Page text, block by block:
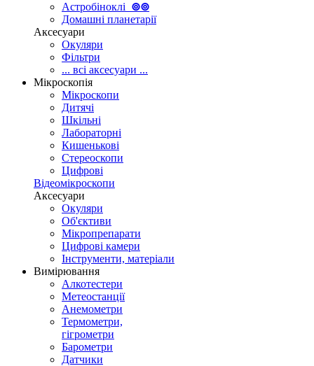
Астробіноклі ⊚⊚
Домашні планетарії
Аксесуари
Окуляри
Фільтри
... всі аксесуари ...
Мікроскопія
Мікроскопи
Дитячі
Шкільні
Лабораторні
Кишенькові
Стереоскопи
Цифрові
Відеомікроскопи
Аксесуари
Окуляри
Об'єктиви
Мікропрепарати
Цифрові камери
Інструменти, матеріали
Вимірювання
Алкотестери
Метеостанції
Анемометри
Термометри,
гігрометри
Барометри
Датчики